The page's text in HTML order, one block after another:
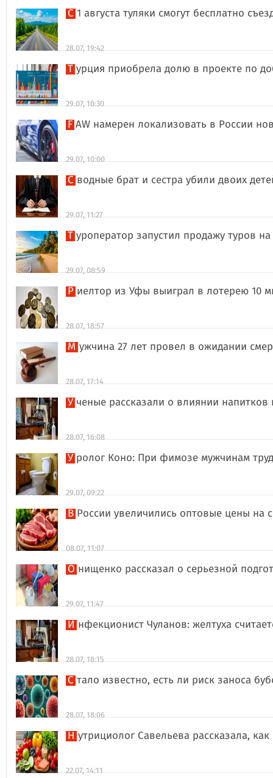
С 1 августа туляки смогут бесплатно
28.07, 19:42
Турция приобрела долю в проекте по
29.07, 10:30
FAW намерен локализовать в России
29.07, 10:00
Сводные брат и сестра убили двоих
29.07, 11:27
Туроператор запустил продажу туров
29.07, 08:59
Риелтор из Уфы выиграл в лотерею 10
28.07, 18:57
Мужчина 27 лет провел в ожидании
28.07, 17:14
Ученые рассказали о влиянии
28.07, 16:08
Уролог Коно: При фимозе мужчинам
29.07, 09:22
В России увеличились оптовые цены на
08.07, 11:07
Онищенко рассказал о серьезной
29.07, 11:47
Инфекционист Чуланов: желтуха
28.07, 18:15
Стало известно, есть ли риск заноса
28.07, 18:06
Нутрициолог Савельева рассказала,
22.07, 14:11